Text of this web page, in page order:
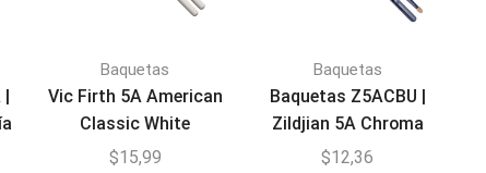
|
Baquetas
Vic Firth 5A American
Classic White
Drumsticks 5AW
$15,99
Baquetas
Baquetas Z5ACBU |
Zildjian 5A Chroma
Blue
$12,36